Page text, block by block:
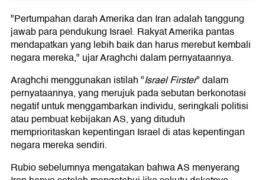
"Pertumpahan darah Amerika dan Iran adalah tanggung
jawab para pendukung Israel. Rakyat Amerika pantas
mendapatkan yang lebih baik dan harus merebut kembali
negara mereka," ujar Araghchi dalam pernyataannya.
Araghchi menggunakan istilah "Israel Firster" dalam
pernyataannya, yang merujuk pada sebutan berkonotasi
negatif untuk menggambarkan individu, seringkali politisi
atau pembuat kebijakan AS, yang dituduh
memprioritaskan kepentingan Israel di atas kepentingan
negara mereka sendiri.
Rubio sebelumnya mengatakan bahwa AS menyerang